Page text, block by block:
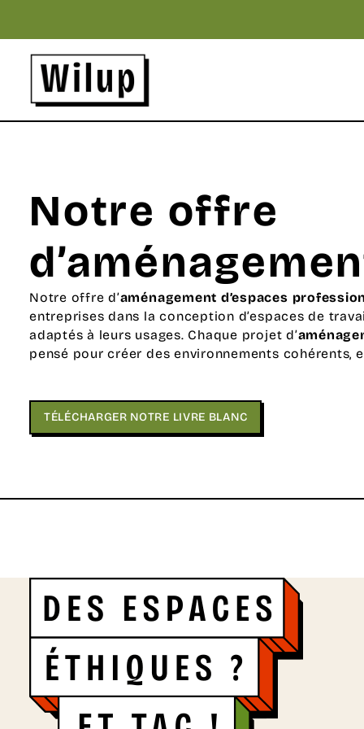
Revenir sur la page d'accueil
Notre offre
Notre offre d’aménagement d’espaces
entreprises dans la conception d’espaces de
adaptés à leurs usages. Chaque projet d’
pensé pour créer des environnements cohérents,
TÉLÉCHARGER NOTRE LIVRE BLANC